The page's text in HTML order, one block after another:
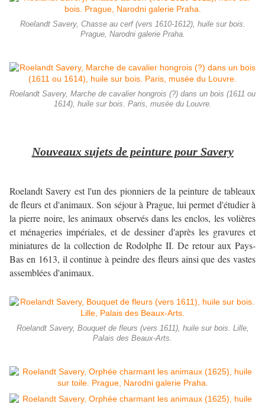
Roelandt Savery, Chasse au cerf (vers 1610-1612), huile sur bois.
Prague, Narodni galerie Praha.
Roelandt Savery, Marche de cavalier hongrois (?) dans un bois (1611 ou
1614), huile sur bois. Paris, musée du Louvre.
Nouveaux sujets de peinture pour Savery
Roelandt Savery est l'un des pionniers de la peinture de tableaux
de fleurs et d'animaux. Son séjour à Prague, lui permet d'étudier à
la pierre noire, les animaux observés dans les enclos, les volières
et ménageries impériales, et de dessiner d'après les gravures et
miniatures de la collection de Rodolphe II. De retour aux Pays-
Bas en 1613, il continue à peindre des fleurs ainsi que des vastes
assemblées d'animaux.
Roelandt Savery, Bouquet de fleurs (vers 1611), huile sur bois. Lille,
Palais des Beaux-Arts.